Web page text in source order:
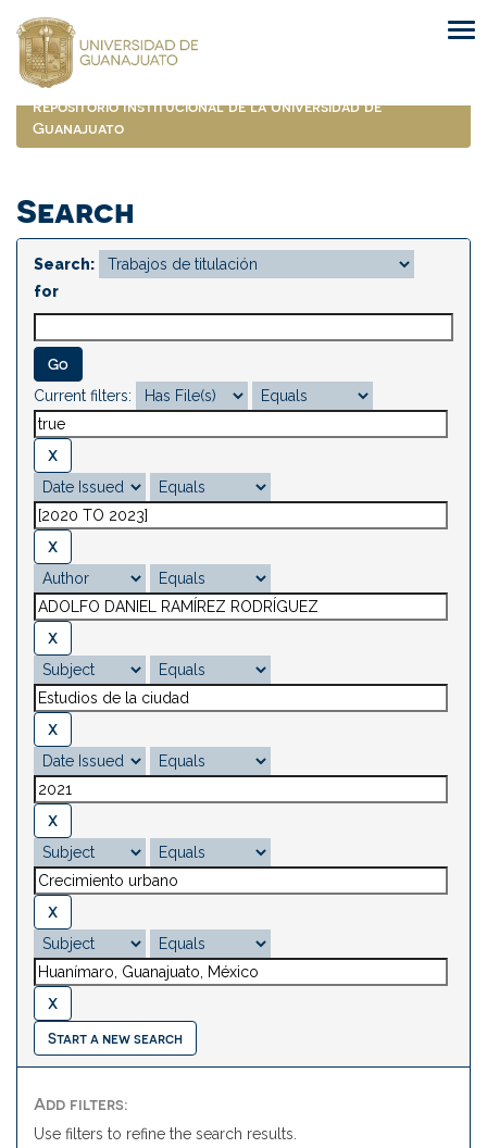
navigation
Repositorio Institucional de la Universidad de
Guanajuato
Search
Search:
for
Current filters:
Start a new search
Add filters:
Use filters to refine the search results.